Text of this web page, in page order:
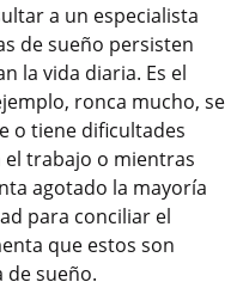
a un especialista
de sueño persisten
la vida diaria. Es el
ronca mucho, se
o tiene dificultades
trabajo o mientras
agotado la mayoría
para conciliar el
que estos son
de sueño.